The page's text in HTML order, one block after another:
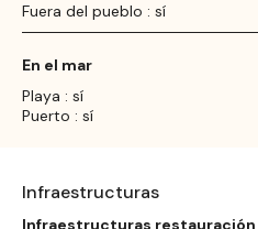
Fuera del pueblo : sí
En el mar
Playa : sí
Puerto : sí
Infraestructuras
Infraestructuras restauración